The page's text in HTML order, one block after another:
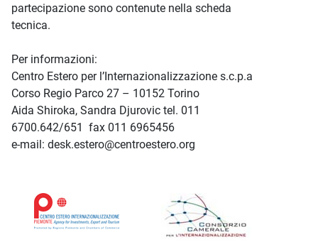
partecipazione sono contenute nella scheda
tecnica.
Per informazioni:
Centro Estero per l’Internazionalizzazione s.c.p.a
Corso Regio Parco 27 – 10152 Torino
Aida Shiroka, Sandra Djurovic tel. 011
6700.642/651 fax 011 6965456
e-mail: desk.estero@centroestero.org